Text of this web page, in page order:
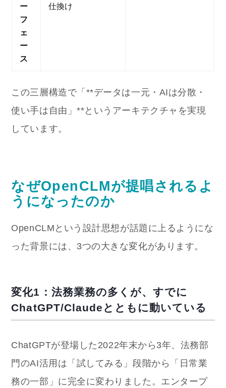
ー
フ
ェ
ー
ス
仕換け
この三層構造で「**データは一元・AIは分散・
使い手は自由」**というアーキテクチャを実現
しています。
なぜOpenCLMが提唱されるよ
うになったのか
OpenCLMという設計思想が話題に上るようにな
った背景には、3つの大きな変化があります。
変化1：法務業務の多くが、すでに
ChatGPT/Claudeとともに動いている
ChatGPTが登場した2022年末から3年、法務部
門のAI活用は「試してみる」段階から「日常業
務の一部」に完全に変わりました。エンタープ